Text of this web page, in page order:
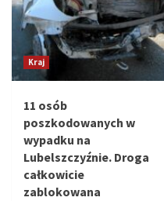
Kraj
11 osób
poszkodowanych w
wypadku na
Lubelszczyźnie. Droga
całkowicie
zablokowana